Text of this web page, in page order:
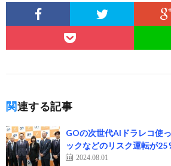
関連する記事
GOの次世代AIドラレコ使
ックなどのリスク運転が25
2024.08.01